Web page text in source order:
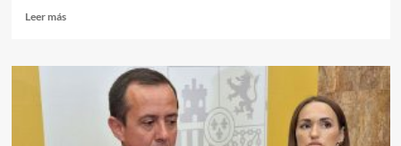
Leer másLeer
La
educativos